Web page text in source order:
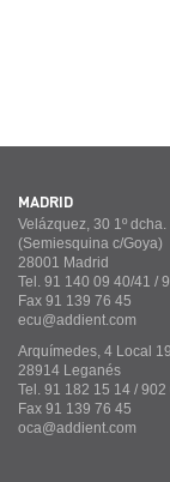
MADRID
Velázquez, 30 1º dcha.
(Semiesquina c/Goya)
28001 Madrid
Tel. 91 140 09 40/41 /
Fax 91 139 76 45
ecu@addient.com
Arquímedes, 4 Local 19
28914 Leganés
Tel. 91 182 15 14 /
Fax 91 139 76 45
oca@addient.com